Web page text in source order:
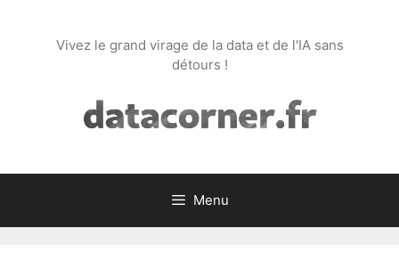
Vivez le grand virage de la data et de l'IA sans
détours !
Menu